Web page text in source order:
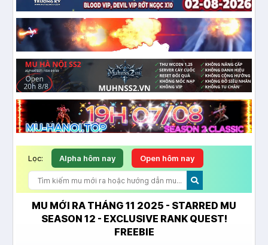
Lọc: Alpha hôm nay Open hôm nay
MU MỚI RA THÁNG 11 2025 - STARRED MU
SEASON 12 - EXCLUSIVE RANK QUEST!
FREEBIE